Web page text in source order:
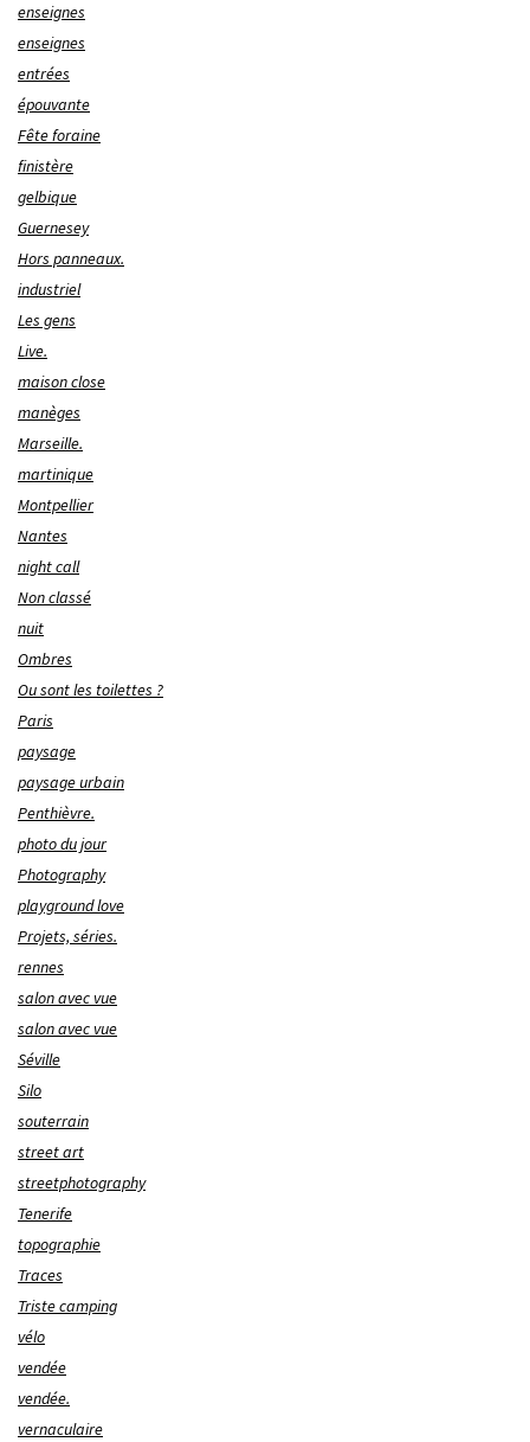
enseignes
enseignes
entrées
épouvante
Fête foraine
finistère
gelbique
Guernesey
Hors panneaux.
industriel
Les gens
Live.
maison close
manèges
Marseille.
martinique
Montpellier
Nantes
night call
Non classé
nuit
Ombres
Ou sont les toilettes ?
Paris
paysage
paysage urbain
Penthièvre.
photo du jour
Photography
playground love
Projets, séries.
rennes
salon avec vue
salon avec vue
Séville
Silo
souterrain
street art
streetphotography
Tenerife
topographie
Traces
Triste camping
vélo
vendée
vendée.
vernaculaire